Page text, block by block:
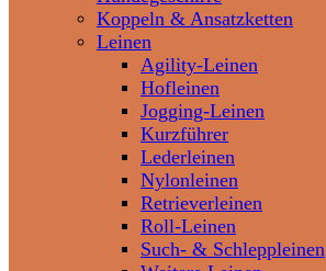
Koppeln & Ansatzketten
Leinen
Agility-Leinen
Hofleinen
Jogging-Leinen
Kurzführer
Lederleinen
Nylonleinen
Retrieverleinen
Roll-Leinen
Such- & Schleppleinen